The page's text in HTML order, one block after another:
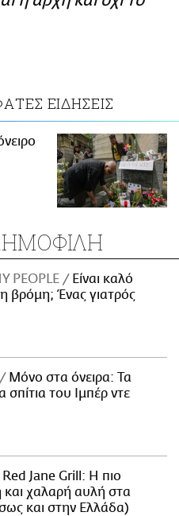
ΕΙΔΗΣΕΙΣ
PEOPLE
Είναι καλό
βρόμη; Ένας γιατρός
Μόνο στα όνειρα: Τα
σπίτια του Ιμπέρ ντε
Red Jane Grill: Η πιο
και χαλαρή αυλή στα
και στην Ελλάδα)